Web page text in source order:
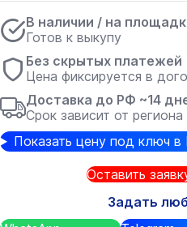
В наличии / на
Готов к выкупу
Без скрытых платежей
Цена фиксируется в
Доставка до РФ ~14
Срок зависит от региона
Показать цену под ключ
Оставить
Задать